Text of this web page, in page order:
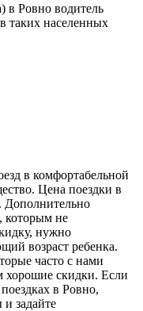
в Ровно водитель
таких населенных
в комфортабельной
Цена поездки в
Дополнительно
которым не
нужно
возраст ребенка.
часто с нами
скидки. Если
в Ровно,
и задайте